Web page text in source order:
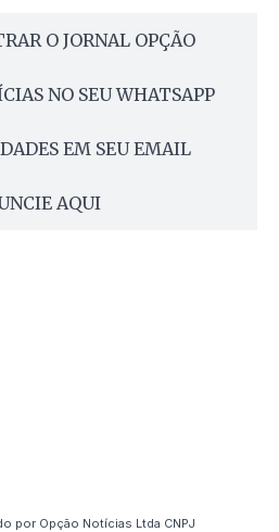
O JORNAL OPÇÃO
NO SEU WHATSAPP
EM SEU EMAIL
AQUI
por Opção Notícias Ltda CNPJ